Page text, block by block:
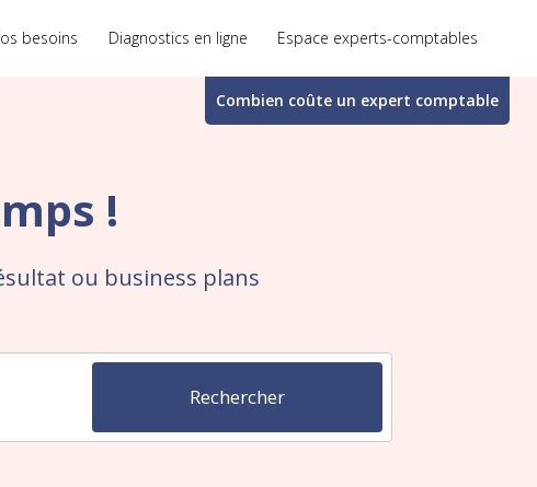
besoins Diagnostics en ligne Espace experts-comptables
Combien coûte un expert comptable
!
ou business plans